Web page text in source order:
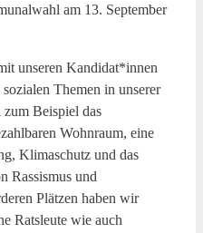
am 13. September
unseren Kandidat*innen
Themen in unserer
zum Beispiel das
Wohnraum, eine
Klimaschutz und das
Rassismus und
Plätzen haben wir
Ratsleute wie auch